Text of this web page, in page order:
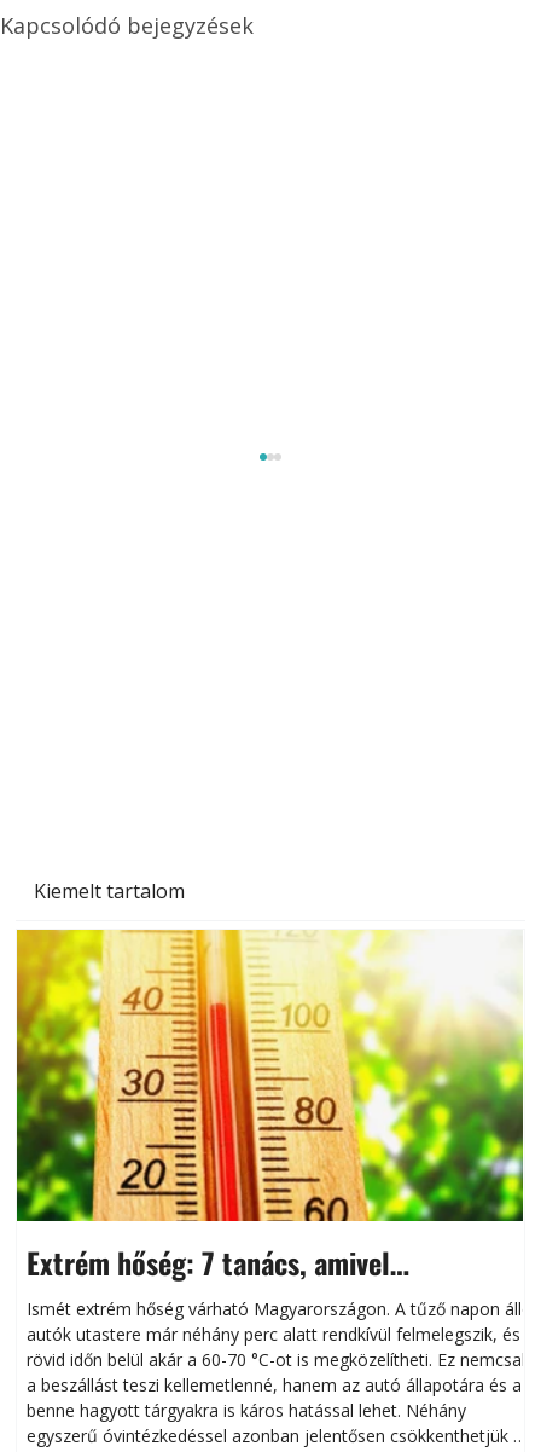
Kiemelt tartalom
Extrém hőség: 7 tanács, amivel
megóvhatjuk autónkat a nyári károktól
Ismét extrém hőség várható Magyarországon. A tűző napon álló
autók utastere már néhány perc alatt rendkívül felmelegszik, és
rövid időn belül akár a 60-70 °C-ot is megközelítheti. Ez nemcsak
a beszállást teszi kellemetlenné, hanem az autó állapotára és a
benne hagyott tárgyakra is káros hatással lehet. Néhány
egyszerű óvintézkedéssel azonban jelentősen csökkenthetjük a
Kapcsolódó bejegyzések